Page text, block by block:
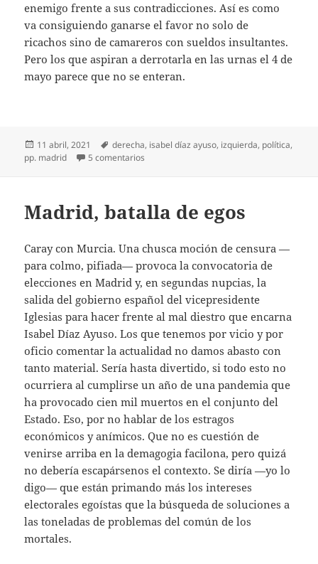
enemigo frente a sus contradicciones. Así es como
va consiguiendo ganarse el favor no solo de
ricachos sino de camareros con sueldos insultantes.
Pero los que aspiran a derrotarla en las urnas el 4 de
mayo parece que no se enteran.
Publicado
el
11 abril, 2021 Etiquetas
derecha, isabel díaz ayuso, izquierda, política,
pp. madrid
5 comentarios
Madrid, batalla de egos
Caray con Murcia. Una chusca moción de censura —
para colmo, pifiada— provoca la convocatoria de
elecciones en Madrid y, en segundas nupcias, la
salida del gobierno español del vicepresidente
Iglesias para hacer frente al mal diestro que encarna
Isabel Díaz Ayuso. Los que tenemos por vicio y por
oficio comentar la actualidad no damos abasto con
tanto material. Sería hasta divertido, si todo esto no
ocurriera al cumplirse un año de una pandemia que
ha provocado cien mil muertos en el conjunto del
Estado. Eso, por no hablar de los estragos
económicos y anímicos. Que no es cuestión de
venirse arriba en la demagogia facilona, pero quizá
no debería escapársenos el contexto. Se diría —yo lo
digo— que están primando más los intereses
electorales egoístas que la búsqueda de soluciones a
las toneladas de problemas del común de los
mortales.